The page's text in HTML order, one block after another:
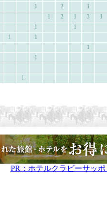
1 2
1
1 2 1 3
1
1
1
1
1
1
1
1
PR：ホテルクラビーサッ